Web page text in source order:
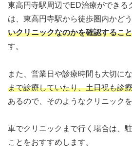
東高円寺駅周辺でED治療ができる
は、東高円寺駅から徒歩圏内かど
いクリニックなのかを確認するこ
す。
また、営業日や診療時間も大切にな
まで診療していたり、土日祝も診
あるので、そのようなクリニック
車でクリニックまで行く場合は、
ことをおすすめします。